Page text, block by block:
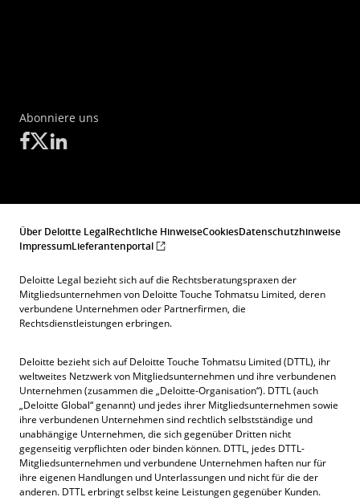
Abonniere uns
Über Deloitte LegalRechtliche HinweiseCookiesDatenschutzhinweise
ImpressumLieferantenportal
Deloitte Legal bezieht sich auf die Rechtsberatungspraxen der
Mitgliedsunternehmen von Deloitte Touche Tohmatsu Limited, deren
verbundene Unternehmen oder Partnerfirmen, die
Rechtsdienstleistungen erbringen.
Deloitte bezieht sich auf Deloitte Touche Tohmatsu Limited (DTTL), ihr
weltweites Netzwerk von Mitgliedsunternehmen und ihre verbundenen
Unternehmen (zusammen die „Deloitte-Organisation“). DTTL (auch
„Deloitte Global“ genannt) und jedes ihrer Mitgliedsunternehmen sowie
ihre verbundenen Unternehmen sind rechtlich selbstständige und
unabhängige Unternehmen, die sich gegenüber Dritten nicht
gegenseitig verpflichten oder binden können. DTTL, jedes DTTL-
Mitgliedsunternehmen und verbundene Unternehmen haften nur für
ihre eigenen Handlungen und Unterlassungen und nicht für die der
anderen. DTTL erbringt selbst keine Leistungen gegenüber Kunden.